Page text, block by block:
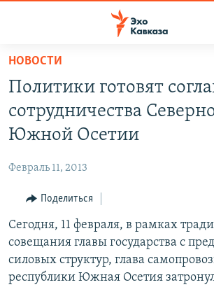
Вернуться
основному
содержанию
Вернутся
главной
навигации
Вернутся
поиску
СУХУМИ
ВЕСЬ КАВКАЗ
СЕВЕРНЫЙ КАВКАЗ
АРМЕНИЯ
АЗЕРБАЙДЖАН
ТЕМЫ
ПОЛИТИКА
ЭКОНОМИКА
ОБЩЕСТВО
РУБРИКИ
НЕКРУГЛЫЙ СТОЛ
ГОСТЬ НЕДЕЛИ
МУЛЬТИМЕДИА
ВИДЕО
АУДИО
НОВОСТИ
Политики готовят
сотрудничества
Южной Осетии
Февраль 11, 2013
Поделиться
Сегодня, 11 февраля, в рамках
совещания главы государства с
силовых структур, глава
республики Южная Осетия